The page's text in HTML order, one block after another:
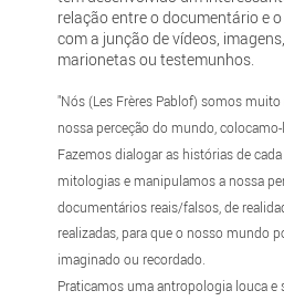
relação entre o documentário e
com a junção de vídeos,
marionetas ou testemunhos.
"Nós (Les Frères Pablof) somos
nossa perceção do mundo,
Fazemos dialogar as histórias de
mitologias e manipulamos a nossa
documentários reais/falsos, de
realizadas, para que o nosso mundo
imaginado ou recordado.
Praticamos uma antropologia louca e